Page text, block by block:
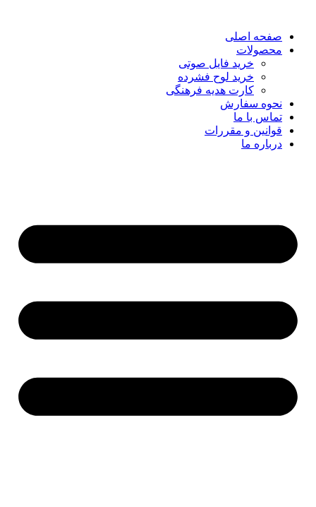
صفحه اصلی
محصولات
خرید فایل صوتی
خرید لوح فشرده
کارت هدیه فرهنگی
نحوه سفارش
تماس با ما
قوانین و مقررات
درباره ما